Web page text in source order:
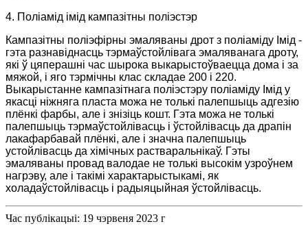
4. Поліамід імід кампазітны поліэстэр
Кампазітны поліэфірны эмаляваны дрот з поліаміду Імід -
гэта разнавіднасць тэрмаўстойлівага эмаляванага дроту,
які ў цяперашні час шырока выкарыстоўваецца дома і за
мяжой, і яго тэрмічны клас складае 200 і 220.
Выкарыстанне кампазітнага поліэстэру поліаміду Імід у
якасці ніжняга пласта можа не толькі палепшыць адгезію
плёнкі фарбы, але і знізіць кошт. Гэта можа не толькі
палепшыць тэрмаўстойлівасць і ўстойлівасць да драпін
лакафарбавай плёнкі, але і значна палепшыць
устойлівасць да хімічных растваральнікаў. Гэты
эмаляваны провад валодае не толькі высокім узроўнем
нагрэву, але і такімі характарыстыкамі, як
холадаўстойлівасць і радыяцыйная ўстойлівасць.
Час публікацыі: 19 чэрвеня 2023 г